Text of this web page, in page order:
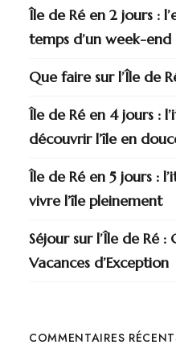
Île de Ré en 2 jours :
temps d’un week-end
Que faire sur l’Île de
Île de Ré en 4 jours :
découvrir l’île en
Île de Ré en 5 jours :
vivre l’île pleinement
Séjour sur l’Île de Ré
Vacances d’Exception
COMMENTAIRES